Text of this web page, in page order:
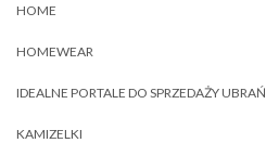
HOME
HOMEWEAR
IDEALNE PORTALE DO SPRZEDAŻY UBRAŃ
KAMIZELKI